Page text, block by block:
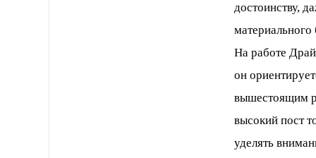
достоинству,
материального
На работе
он
вышестоящим
высокий пост
уделять